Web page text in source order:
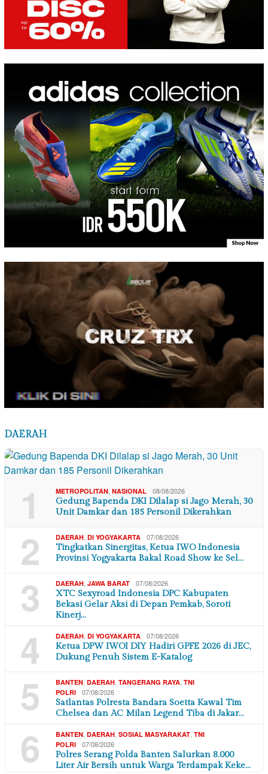
DAERAH
1 METROPOLITAN, NASIONAL 08/08/2026
Gedung Bapenda DKI Dilalap si Jago Merah, 30
Unit Damkar dan 185 Personil Dikerahkan
2 DAERAH, DI YOGYAKARTA 07/08/2026
Tingkatkan Sinergitas, Ketua IWO Indonesia
Provinsi Yogyakarta Bakal Road Show ke Sel…
3 DAERAH, JAWA BARAT 07/08/2026
XTC Sexyroad Indonesia DPC Kabupaten
Bekasi Gelar Aksi di Depan Pemkab, Soroti
Kinerj…
4 DAERAH, DI YOGYAKARTA 07/08/2026
Ketua DPW IWOI DIY Hadiri GPFE 2026 di JEC,
Dukung Penuh Sistem E-Katalog
5 BANTEN, DAERAH, TANGERANG RAYA, TNI
POLRI
07/08/2026
Satlantas Polresta Bandara Soetta Kawal Tim
Chelsea dan AC Milan Legend Tiba di Jakar…
6 BANTEN, DAERAH, SOSIAL MASYARAKAT, TNI
POLRI
07/08/2026
Polres Serang Polda Banten Salurkan 8.000
Liter Air Bersih untuk Warga Terdampak Keke…